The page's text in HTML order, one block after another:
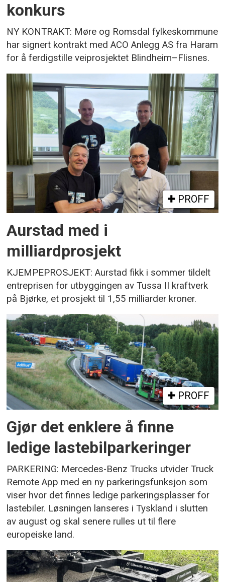
konkurs
NY KONTRAKT: Møre og Romsdal fylkeskommune
har signert kontrakt med ACO Anlegg AS fra Haram
for å ferdigstille veiprosjektet Blindheim–Flisnes.
PROFF
Aurstad med i
milliardprosjekt
KJEMPEPROSJEKT: Aurstad fikk i sommer tildelt
entreprisen for utbyggingen av Tussa II kraftverk
på Bjørke, et prosjekt til 1,55 milliarder kroner.
PROFF
Gjør det enklere å finne
ledige lastebilparkeringer
PARKERING: Mercedes-Benz Trucks utvider Truck
Remote App med en ny parkeringsfunksjon som
viser hvor det finnes ledige parkeringsplasser for
lastebiler. Løsningen lanseres i Tyskland i slutten
av august og skal senere rulles ut til flere
europeiske land.